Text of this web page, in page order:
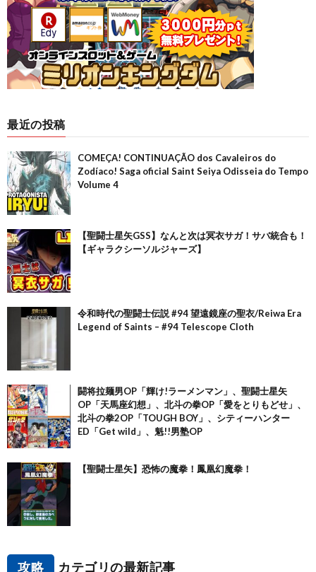
最近の投稿
COMEÇA! CONTINUAÇÃO dos Cavaleiros do
Zodíaco! Saga oficial Saint Seiya Odisseia do Tempo
Volume 4
【聖闘士星矢GSS】なんと次は冥衣サガ！サバ統合も！
【ギャラクシーソルジャーズ】
令和時代の聖闘士伝説 #94 望遠鏡座の聖衣/Reiwa Era
Legend of Saints – #94 Telescope Cloth
闘将拉麺男OP「輝け!ラーメンマン」、聖闘士星矢
OP「天馬座幻想」、北斗の拳OP「愛をとりもどせ」、
北斗の拳2OP「TOUGH BOY」、シティーハンター
ED「Get wild」、魁!!男塾OP
【聖闘士星矢】恐怖の魔拳！鳳凰幻魔拳！
攻略 カテゴリの最新記事